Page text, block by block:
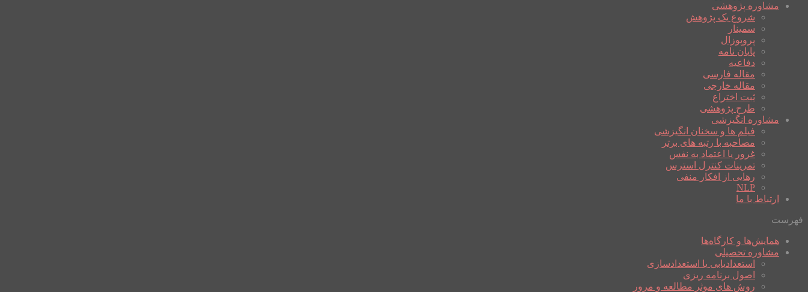
مشاوره پژوهشی
شروع یک پژوهش
سمینار
پروپوزال
پایان نامه
دفاعیه
مقاله فارسی
مقاله خارجی
ثبت اختراع
طرح پژوهشی
مشاوره انگیزشی
فیلم ها و سخنان انگیزشی
مصاحبه با رتبه های برتر
غرور یا اعتماد به نفس
تمرینات کنترل استرس
رهایی از افکار منفی
NLP
ارتباط با ما
فهرست
همایش‌ها و کارگاه‌ها
مشاوره تحصیلی
استعدادیابی یا استعدادسازی
اصول برنامه ریزی
روش های موثر مطالعه و مرور